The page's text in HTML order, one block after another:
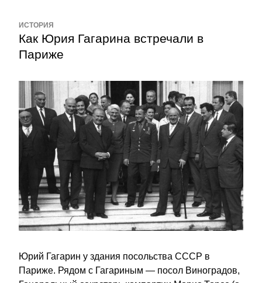
ИСТОРИЯ
Как Юрия Гагарина встречали в
Париже
Юрий Гагарин у здания посольства СССР в
Париже. Рядом с Гагариным — посол Виноградов,